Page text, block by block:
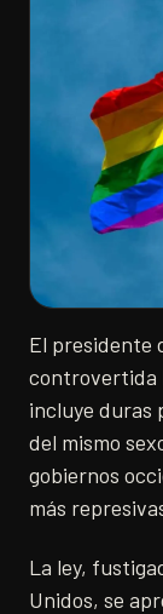
El presidente
controvertida
incluye duras
del mismo
gobiernos
más
La ley,
Unidos, se